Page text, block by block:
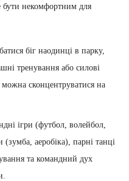
бути некомфортним для
біг наодинці в парку,
тренування або силові
можна сконцентруватися на
ігри (футбол, волейбол,
(зумба, аеробіка), парні танці
та командний дух